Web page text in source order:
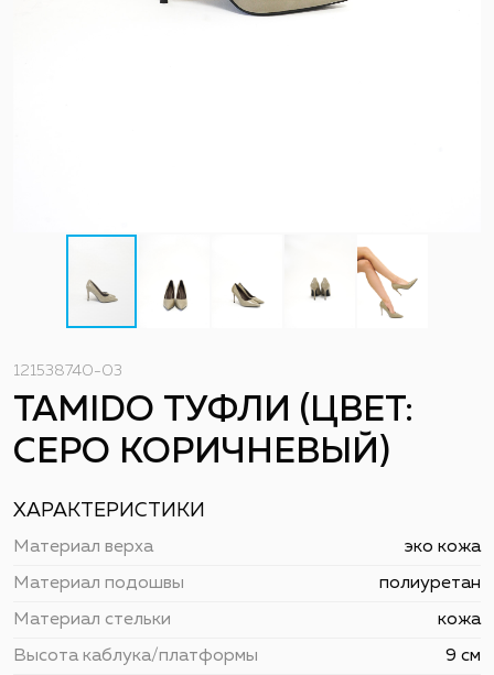
121538740-03
TAMIDO ТУФЛИ (ЦВЕТ:
СЕРО КОРИЧНЕВЫЙ)
ХАРАКТЕРИСТИКИ
Материал верха эко кожа
Материал подошвы полиуретан
Материал стельки кожа
Высота каблука/платформы 9 см